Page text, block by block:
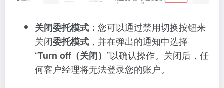
关闭委托模式： 您可以通过禁用切换按钮来
关闭委托模式 ，并在弹出的通知中选择
“Turn off（关闭） ”以确认操作。关闭后，任
何客户经理将无法登录您的账户。